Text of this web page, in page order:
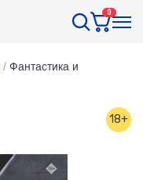
0
/ Фантастика и
18+